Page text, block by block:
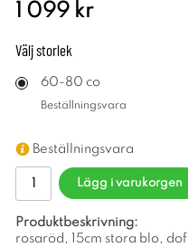
1 099 kr
Väljstorlek
60-80 co
Beställningsvara
Beställningsvara
Lägg i varukorgen
Produktbeskrivning:
rosaröd, 15cm stora blo,